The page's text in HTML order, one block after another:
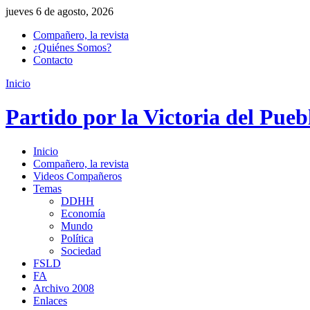
jueves 6 de agosto, 2026
Compañero, la revista
¿Quiénes Somos?
Contacto
Inicio
Partido por la Victoria del
Inicio
Compañero, la revista
Videos Compañeros
Temas
DDHH
Economía
Mundo
Política
Sociedad
FSLD
FA
Archivo 2008
Enlaces